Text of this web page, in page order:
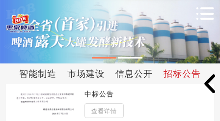
智能制造 市场建设 信息公开 招标公告
中标公告
查看详情